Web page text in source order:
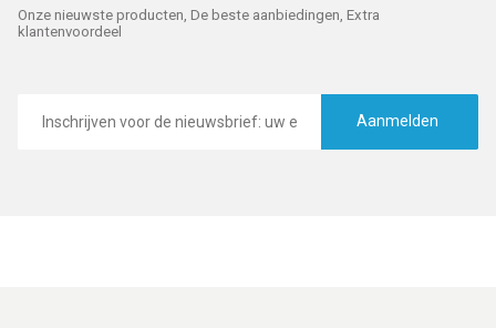
Onze nieuwste producten, De beste aanbiedingen, Extra
klantenvoordeel
mailadres
Aanmelden